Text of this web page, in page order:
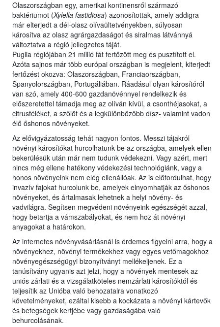
Olaszországban egy, amerikai kontinensről származó
baktériumot (Xylella fastidiosa) azonosítottak, amely addigra
már elterjedt a dél-olasz olívaültetvényekben, súlyosan
károsítva az olasz agrárgazdaságot és siralmas látvánnyá
változtatva a régió jellegzetes táját.
Puglia régiójában 21 millió fát fertőzött meg és pusztított el.
Azóta sajnos már több európai országban is megjelent, kiterjedt
fertőzést okozva: Olaszországban, Franciaországban,
Spanyolországban, Portugáliában. Ráadásul olyan károsítóról
van szó, amely 400-600 gazdanövénnyel rendelkezik és
előszeretettel támadja meg az olíván kívül, a csonthéjasokat, a
citrusféléket, a szőlőt és a legkülönbözőbb dísz- valamint vadon
élő őshonos növényeket.
Az elővigyázatosság tehát nagyon fontos. Messzi tájakról
növényi károsítókat hurcolhatunk be az országba, amelyek ellen
bekerülésük után már nem tudunk védekezni. Vagy azért, mert
nincs még ellene hatékony védekezési technológiánk, vagy a
honos növényeink nem elég ellenállóak. Az is előfordulhat, hogy
invazív fajokat hurcolunk be, amelyek elnyomhatják az őshonos
növényeket, és ártalmasak lehetnek a helyi növény- és
vadvilágra. Segítsen megvédeni növényeink egészségét azzal,
hogy betartja a vámszabályokat, és nem hoz át növényi
anyagokat a határokon.
Az internetes növényvásárlásnál is érdemes figyelni arra, hogy a
növényekhez, növényi termékekhez vagy egyes vetőmagokhoz
növényegészségügyi bizonyítványt mellékeljenek. Ez a
tanúsítvány ugyanis azt jelzi, hogy a növények mentesek az
uniós zárlati és a vizsgálatköteles nemzárlati károsítóktól és
teljesítik az Unióba való behozatalra vonatkozó
követelményeket, ezáltal kisebb a kockázata a növényi kártevők
és betegségek kertjébe vagy gazdaságába való
behurcolásának.